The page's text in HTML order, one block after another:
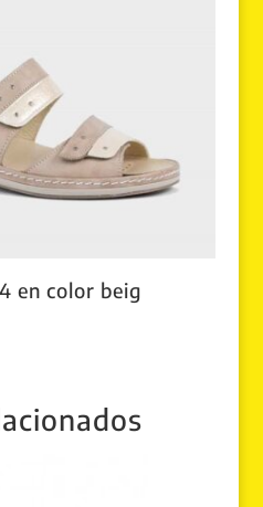
en color beig